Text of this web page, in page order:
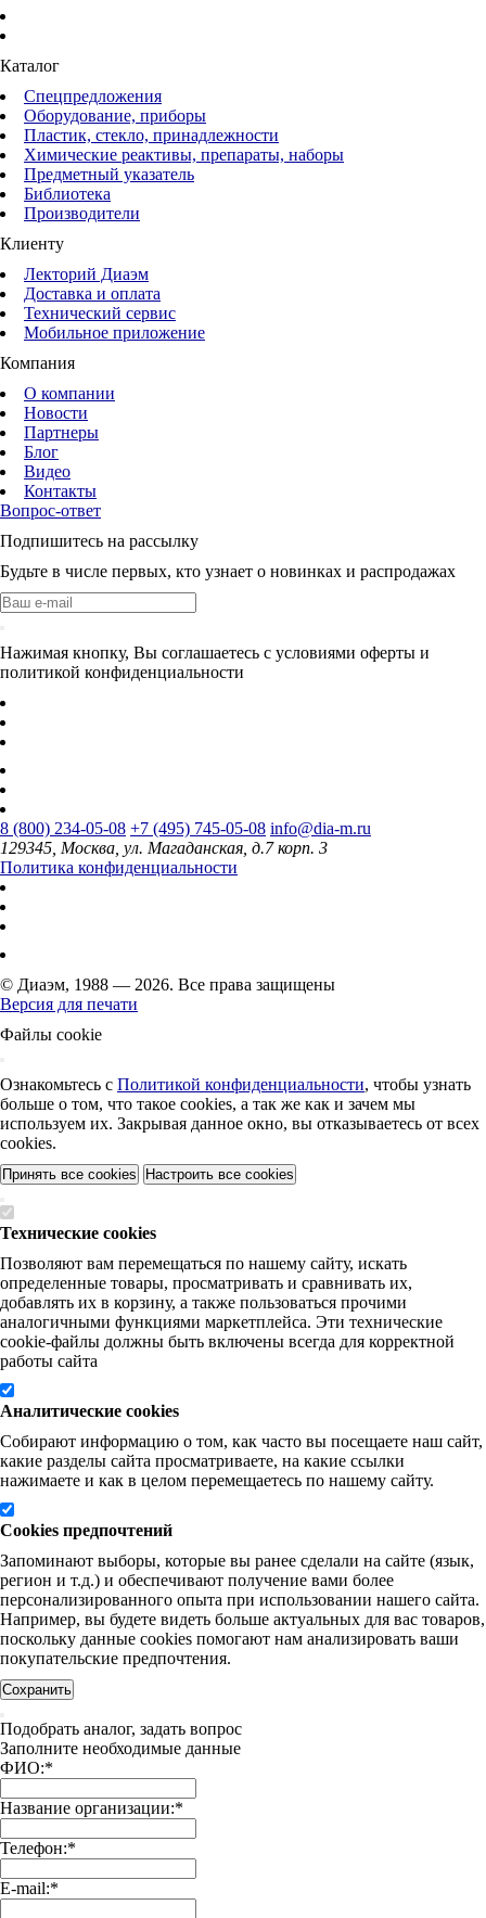
Каталог
Спецпредложения
Оборудование, приборы
Пластик, стекло, принадлежности
Химические реактивы, препараты, наборы
Предметный указатель
Библиотека
Производители
Клиенту
Лекторий Диаэм
Доставка и оплата
Технический сервис
Мобильное приложение
Компания
О компании
Новости
Партнеры
Блог
Видео
Контакты
Вопрос-ответ
Подпишитесь на рассылку
Будьте в числе первых, кто узнает о новинках и распродажах
Нажимая кнопку, Вы соглашаетесь с условиями оферты и
политикой конфиденциальности
8 (800) 234-05-08 +7 (495) 745-05-08 info@dia-m.ru
129345, Москва, ул. Магаданская, д.7 корп. 3
Политика конфиденциальности
© Диаэм, 1988 — 2026. Все права защищены
Версия для печати
Файлы cookie
Ознакомьтесь с Политикой конфиденциальности, чтобы узнать
больше о том, что такое cookies, а так же как и зачем мы
используем их. Закрывая данное окно, вы отказываетесь от всех
cookies.
Принять все cookies Настроить все cookies
Технические cookies
Позволяют вам перемещаться по нашему сайту, искать
определенные товары, просматривать и сравнивать их,
добавлять их в корзину, а также пользоваться прочими
аналогичными функциями маркетплейса. Эти технические
cookie-файлы должны быть включены всегда для корректной
работы сайта
Аналитические cookies
Собирают информацию о том, как часто вы посещаете наш сайт,
какие разделы сайта просматриваете, на какие ссылки
нажимаете и как в целом перемещаетесь по нашему сайту.
Cookies предпочтений
Запоминают выборы, которые вы ранее сделали на сайте (язык,
регион и т.д.) и обеспечивают получение вами более
персонализированного опыта при использовании нашего сайта.
Например, вы будете видеть больше актуальных для вас товаров,
поскольку данные cookies помогают нам анализировать ваши
покупательские предпочтения.
Сохранить
Подобрать аналог, задать вопрос
Заполните необходимые данные
ФИО:*
Название организации:*
Телефон:*
E-mail:*